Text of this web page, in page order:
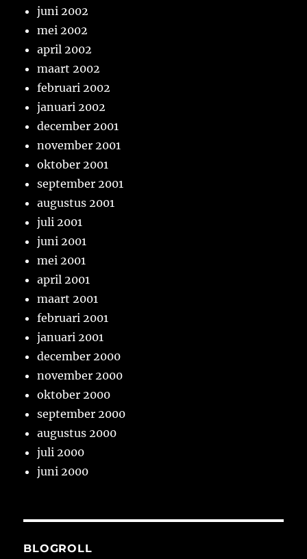
juni 2002
mei 2002
april 2002
maart 2002
februari 2002
januari 2002
december 2001
november 2001
oktober 2001
september 2001
augustus 2001
juli 2001
juni 2001
mei 2001
april 2001
maart 2001
februari 2001
januari 2001
december 2000
november 2000
oktober 2000
september 2000
augustus 2000
juli 2000
juni 2000
BLOGROLL